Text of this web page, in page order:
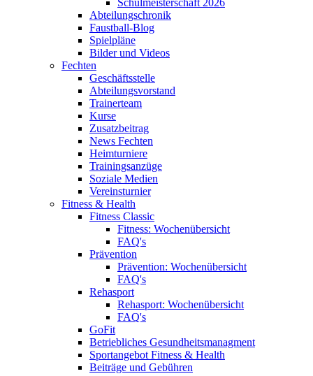
Abteilungschronik
Faustball-Blog
Spielpläne
Bilder und Videos
Fechten
Geschäftsstelle
Abteilungsvorstand
Trainerteam
Kurse
Zusatzbeitrag
News Fechten
Heimturniere
Trainingsanzüge
Soziale Medien
Vereinsturnier
Fitness & Health
Fitness Classic
Fitness: Wochenübersicht
FAQ's
Prävention
Prävention: Wochenübersicht
FAQ's
Rehasport
Rehasport: Wochenübersicht
FAQ's
GoFit
Betriebliches Gesundheitsmanagment
Sportangebot Fitness & Health
Beiträge und Gebühren